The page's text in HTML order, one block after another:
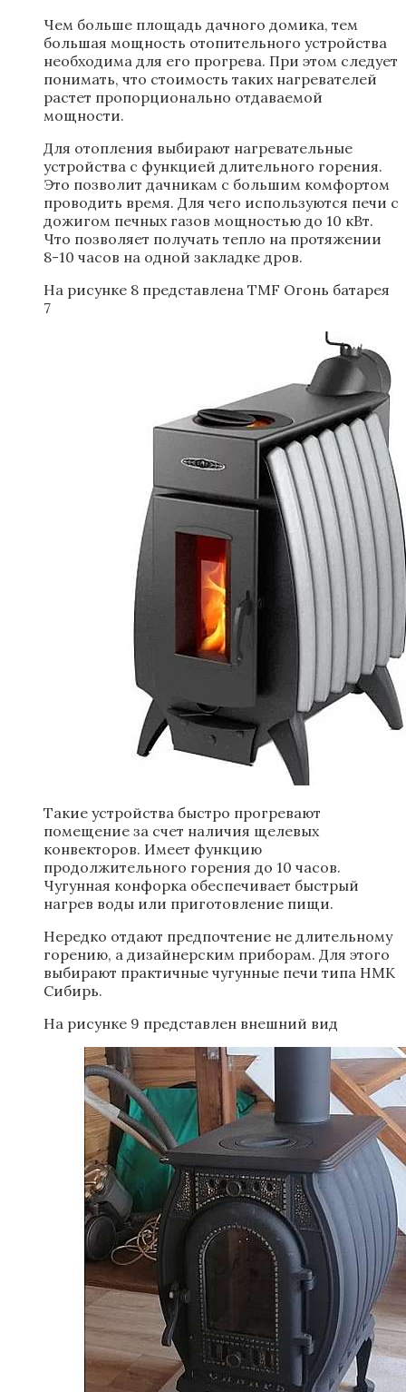
Чем больше площадь дачного домика, тем
большая мощность отопительного устройства
необходима для его прогрева. При этом следует
понимать, что стоимость таких нагревателей
растет пропорционально отдаваемой
мощности.
Для отопления выбирают нагревательные
устройства с функцией длительного горения.
Это позволит дачникам с большим комфортом
проводить время. Для чего используются печи с
дожигом печных газов мощностью до 10 кВт.
Что позволяет получать тепло на протяжении
8-10 часов на одной закладке дров.
На рисунке 8 представлена TMF Огонь батарея
7
Такие устройства быстро прогревают
помещение за счет наличия щелевых
конвекторов. Имеет функцию
продолжительного горения до 10 часов.
Чугунная конфорка обеспечивает быстрый
нагрев воды или приготовление пищи.
Нередко отдают предпочтение не длительному
горению, а дизайнерским приборам. Для этого
выбирают практичные чугунные печи типа НМК
Сибирь.
На рисунке 9 представлен внешний вид